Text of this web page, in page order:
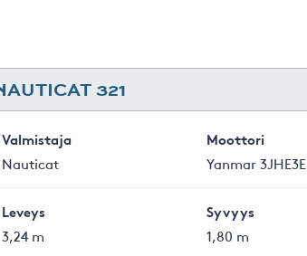
321
Valmistaja
Nauticat
Moottori
Yanmar 3JHE3E
Leveys
3,24 m
Syvyys
1,80 m